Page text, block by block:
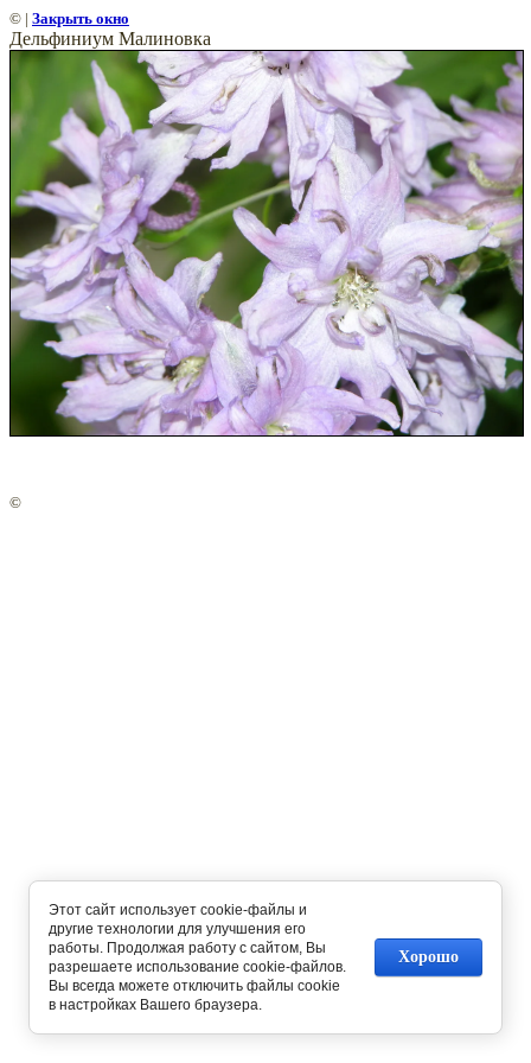
© | Закрыть окно
Дельфиниум Малиновка
©
Этот сайт использует cookie-файлы и
другие технологии для улучшения его
работы. Продолжая работу с сайтом, Вы
разрешаете использование cookie-файлов.
Вы всегда можете отключить файлы cookie
в настройках Вашего браузера.
Хорошо